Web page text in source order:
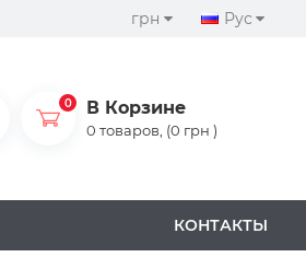
грн Рус
0 В Корзине
0 товаров, (0 грн )
КОНТАКТЫ